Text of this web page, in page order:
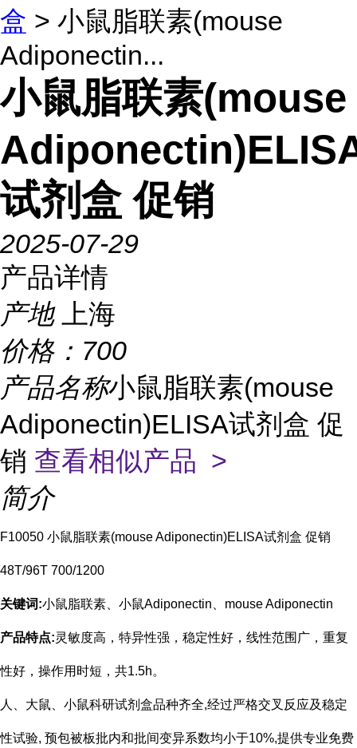
盒 > 小鼠脂联素(mouse
Adiponectin...
小鼠脂联素(mouse
试剂盒 促销
2025-07-29
产品详情
产地
上海
价格： 700
产品名称小鼠脂联素(mouse
Adiponectin)ELISA试剂盒 促
销 查看相似产品 >
简介
F10050 小鼠脂联素(mouse Adiponectin)ELISA试剂盒 促销
48T/96T 700/1200
关键词:小鼠脂联素、小鼠Adiponectin、mouse Adiponectin
产品特点:灵敏度高，特异性强，稳定性好，线性范围广，重复
性好，操作用时短，共1.5h。
人、大鼠、小鼠科研试剂盒品种齐全,经过严格交叉反应及稳定
性试验, 预包被板批内和批间变异系数均小于10%,提供专业免费